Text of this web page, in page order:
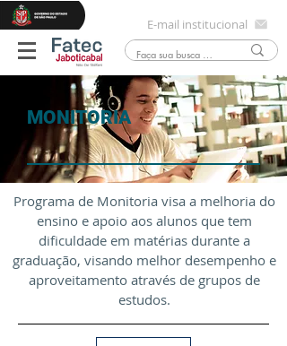
E-mail institucional
MONITORIA
Programa de Monitoria visa a melhoria do
ensino e apoio aos alunos que tem
dificuldade em matérias durante a
graduação, visando melhor desempenho e
aproveitamento através de grupos de
estudos.